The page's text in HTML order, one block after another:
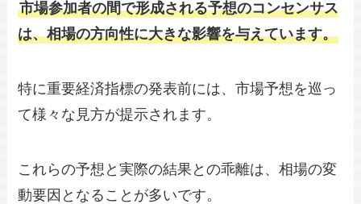
市場参加者の間で形成される予想のコンセンサス
は、相場の方向性に大きな影響を与えています。
特に重要経済指標の発表前には、市場予想を巡っ
て様々な見方が提示されます。
これらの予想と実際の結果との乖離は、相場の変
動要因となることが多いです。